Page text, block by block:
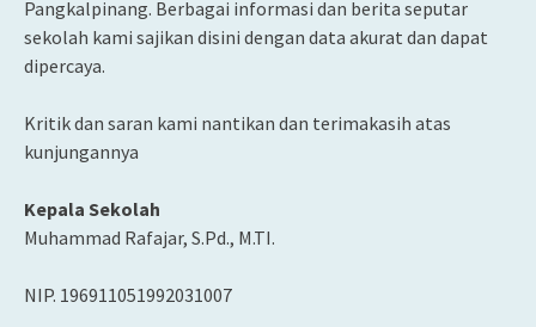
Pangkalpinang. Berbagai informasi dan berita seputar
sekolah kami sajikan disini dengan data akurat dan dapat
dipercaya.
Kritik dan saran kami nantikan dan terimakasih atas
kunjungannya
Kepala Sekolah
Muhammad Rafajar, S.Pd., M.TI.
NIP. 196911051992031007